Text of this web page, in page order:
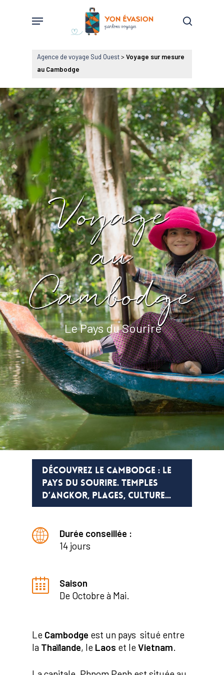
search
Menu
Agence de voyage Sud Ouest> Voyage sur mesure
au Cambodge
Voyage
au
Cambodge
Le Pays du Sourire
DÉCOUVREZ LE CAMBODGE : LE
PAYS DU SOURIRE. TEMPLES
D’ANGKOR, PLAGES, CULTURE...
Durée conseillée :
14 jours
Saison
De Octobre à Mai.
Le Cambodge est un pays situé entre
la Thaïlande, le Laos et le Vietnam.